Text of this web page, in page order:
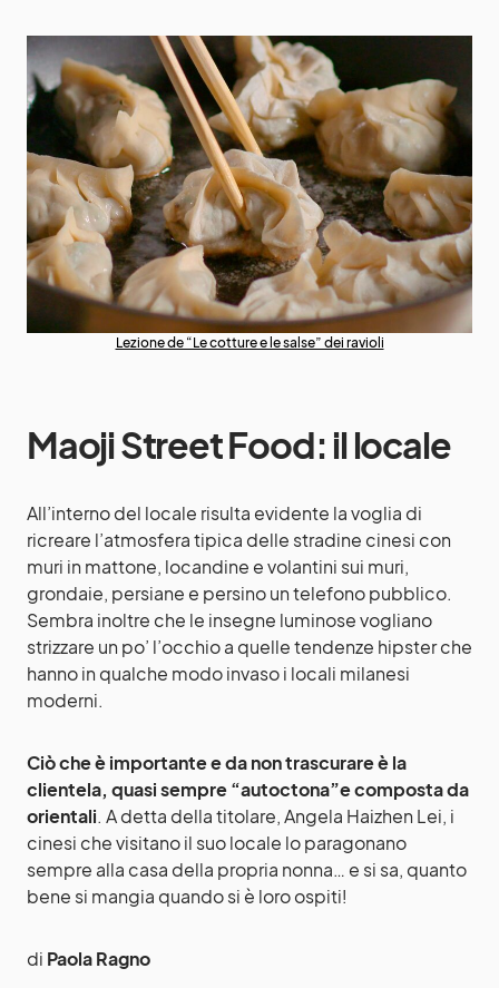
Lezione de “Le cotture e le salse” dei ravioli
Maoji Street Food: il locale
All’interno del locale risulta evidente la voglia di
ricreare l’atmosfera tipica delle stradine cinesi con
muri in mattone, locandine e volantini sui muri,
grondaie, persiane e persino un telefono pubblico.
Sembra inoltre che le insegne luminose vogliano
strizzare un po’ l’occhio a quelle tendenze hipster che
hanno in qualche modo invaso i locali milanesi
moderni.
Ciò che è importante e da non trascurare è la
clientela, quasi sempre “autoctona”e composta da
orientali. A detta della titolare, Angela Haizhen Lei, i
cinesi che visitano il suo locale lo paragonano
sempre alla casa della propria nonna… e si sa, quanto
bene si mangia quando si è loro ospiti!
di Paola Ragno